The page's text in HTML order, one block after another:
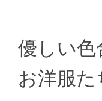
優しい
お洋服